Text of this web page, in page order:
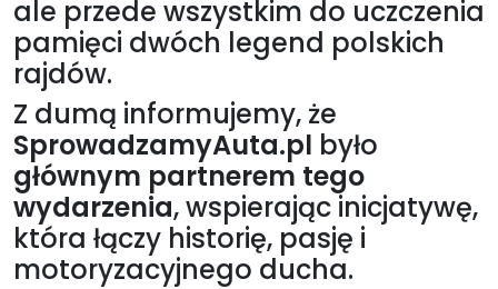
ale przede wszystkim do uczczenia
pamięci dwóch legend polskich
rajdów.
Z dumą informujemy, że
SprowadzamyAuta.pl było
głównym partnerem tego
wydarzenia, wspierając inicjatywę,
która łączy historię, pasję i
motoryzacyjnego ducha.